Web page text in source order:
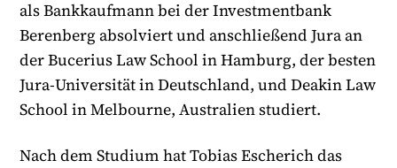
als Bankkaufmann bei der Investmentbank
Berenberg absolviert und anschließend Jura an
der Bucerius Law School in Hamburg, der besten
Jura-Universität in Deutschland, und Deakin Law
School in Melbourne, Australien studiert.
Nach dem Studium hat Tobias Escherich das